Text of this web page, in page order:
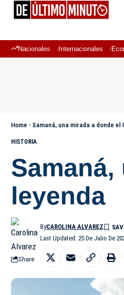
Nacionales Internacionales
Home - Samaná, una mirada a donde el
HISTORIA
leyenda
Last Updated: 25 De Julio De
ByCAROLINA ALVAREZ
Share